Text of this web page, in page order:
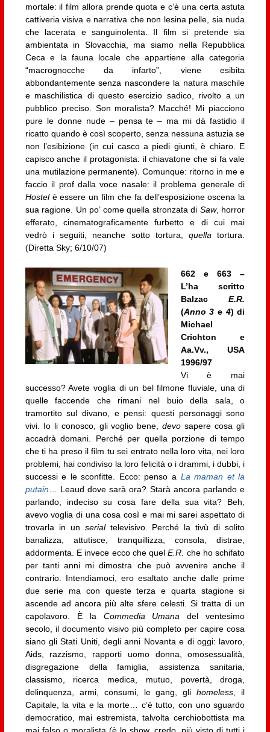
mortale: il film allora prende quota e c’è una certa astuta
cattiveria visiva e narrativa che non lesina pelle, sia nuda
che lacerata e sanguinolenta. Il film si pretende sia
ambientata in Slovacchia, ma siamo nella Repubblica
Ceca e la fauna locale che appartiene alla categoria
“macrognocche da infarto”, viene esibita
abbondantemente senza nascondere la natura maschile
e maschilistica di questo esercizio sadico, rivolto a un
pubblico preciso. Son moralista? Macché! Mi piacciono
pure le donne nude – pensa te – ma mi dà fastidio il
ricatto quando è così scoperto, senza nessuna astuzia se
non l’esibizione (in cui casco a piedi giunti, è chiaro. E
capisco anche il protagonista: il chiavatone che si fa vale
una mutilazione permanente). Comunque: ritorno in me e
faccio il prof dalla voce nasale: il problema generale di
Hostel è essere un film che fa dell’esposizione oscena la
sua ragione. Un po’ come quella stronzata di Saw, horror
efferato, cinematograficamente furbetto e di cui mai
vedrò i seguiti, neanche sotto tortura,quellatortura.
(Diretta Sky; 6/10/07)
662 e 663 –
L’ha scritto
BalzacE.R.
(Anno 3 e 4) di
Michael
Crichton e
Aa.Vv., USA
1996/97
Vi è mai
successo? Avete voglia di un bel filmone fluviale, una di
quelle faccende che rimani nel buio della sala, o
tramortito sul divano, e pensi: questi personaggi sono
vivi. Io li conosco, gli voglio bene,devosapere cosa gli
accadrà domani. Perché per quella porzione di tempo
che ti ha preso il film tu sei entrato nella loro vita, nei loro
problemi, hai condiviso la loro felicità o i drammi, i dubbi, i
successi e le sconfitte. Ecco: penso a La maman et la
putain… Leaud dove sarà ora? Starà ancora parlando e
parlando, indeciso su cosa fare della sua vita? Beh,
avevo voglia di una cosa così e mai mi sarei aspettato di
trovarla in un serial televisivo. Perché la tivù di solito
banalizza, attutisce, tranquillizza, consola, distrae,
addormenta. E invece ecco che quelE.R. che ho schifato
per tanti anni mi dimostra che può avvenire anche il
contrario. Intendiamoci, ero esaltato anche dalle prime
due serie ma con queste terza e quarta stagione si
ascende ad ancora più alte sfere celesti. Si tratta di un
capolavoro. È la Commedia Umana del ventesimo
secolo, il documento visivo più completo per capire cosa
siano gli Stati Uniti, degli anni Novanta e di oggi: lavoro,
Aids, razzismo, rapporti uomo donna, omosessualità,
disgregazione della famiglia, assistenza sanitaria,
classismo, ricerca medica, mutuo, povertà, droga,
delinquenza, armi, consumi, le gang, glihomeless, il
Capitale, la vita e la morte… c’è tutto, con uno sguardo
democratico, mai estremista, talvolta cerchiobottista ma